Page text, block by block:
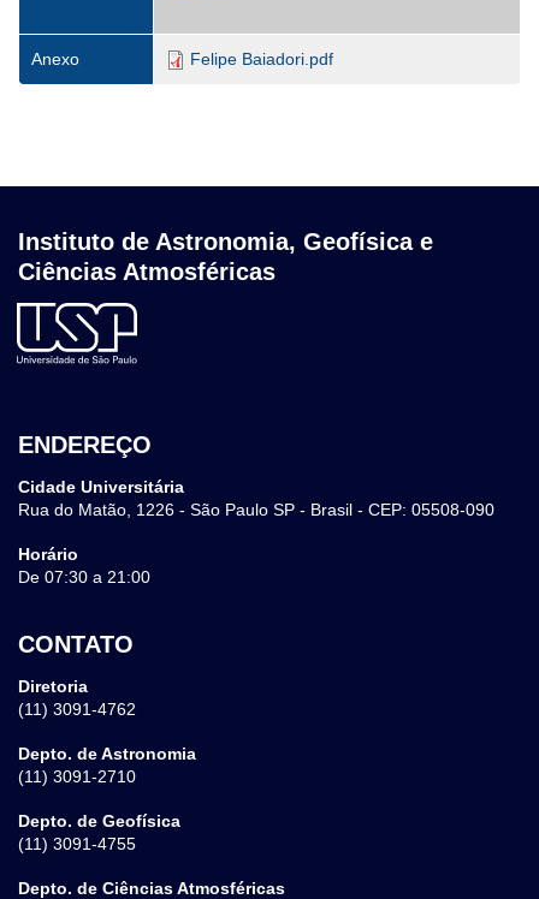
Anexo Felipe Baiadori.pdf
Instituto de Astronomia, Geofísica e
Ciências Atmosféricas
ENDEREÇO
Cidade Universitária
Rua do Matão, 1226 - São Paulo SP - Brasil - CEP: 05508-090
Horário
De 07:30 a 21:00
CONTATO
Diretoria
(11) 3091-4762
Depto. de Astronomia
(11) 3091-2710
Depto. de Geofísica
(11) 3091-4755
Depto. de Ciências Atmosféricas